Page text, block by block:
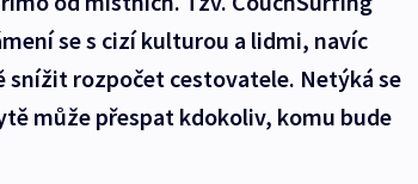
se s cizí kulturou a lidmi, navíc
rozpočet cestovatele. Netýká se
může přespat kdokoliv, komu bude